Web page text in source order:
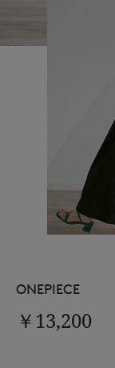
ONEPIECE
￥13,200